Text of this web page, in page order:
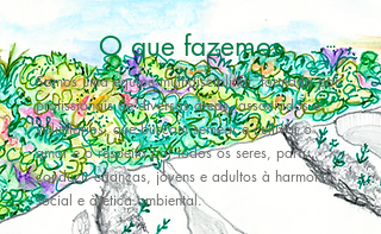
O que fazemos
Somos uma equipe multidisciplinar, formada por
profissionais de diversas áreas, associados e
voluntários, que buscam semear e cultivar o
amor e o respeito por todos os seres, para
conduzir crianças, jovens e adultos à harmonia
social e à ética ambiental.